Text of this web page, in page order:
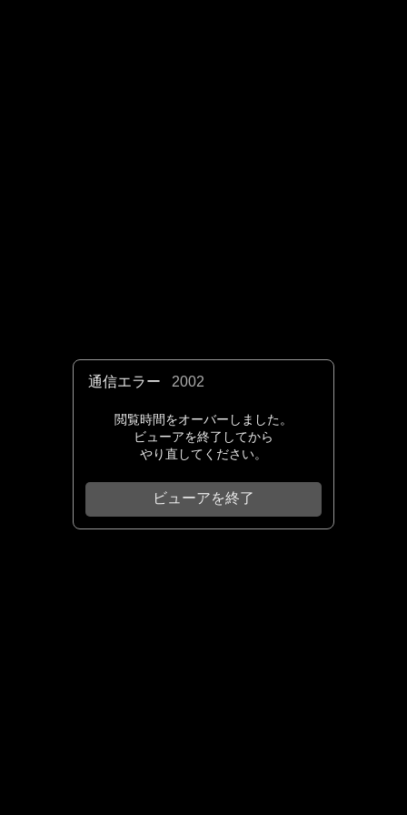
通信エラー 2002
閲覧時間をオーバーしました。
ビューアを終了してから
やり直してください。
ビューアを終了